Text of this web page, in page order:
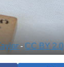
- CC BY 2.0